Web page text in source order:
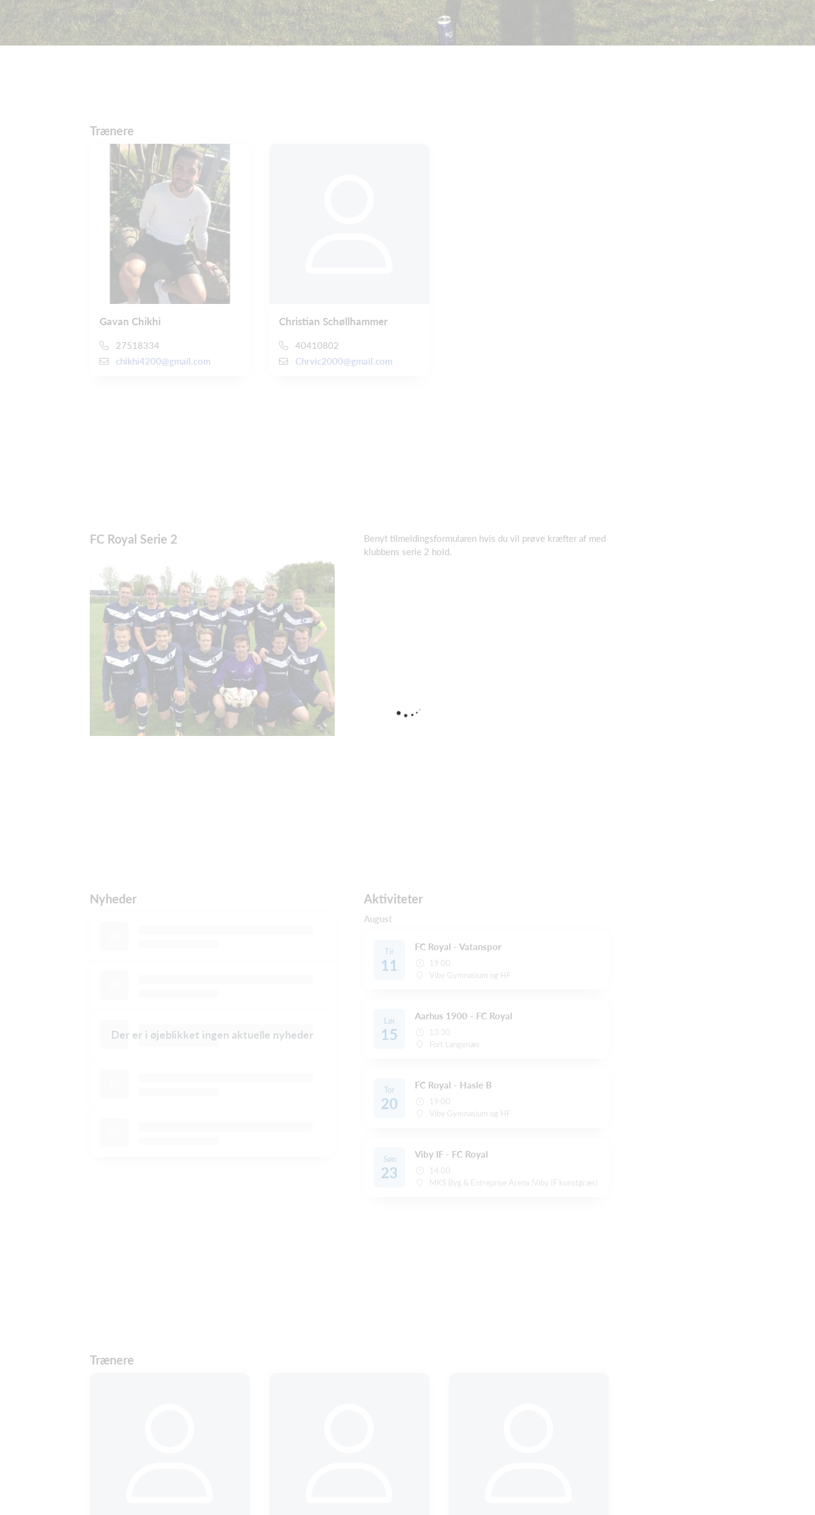
Trænere
Gavan Chikhi
27518334
chikhi4200@gmail.com
Christian Schøllhammer
40410802
Chrvic2000@gmail.com
FC Royal Serie 2
Benyt tilmeldingsformularen hvis du vil prøve kræfter af med
klubbens serie 2 hold.
Nyheder
Der er i øjeblikket ingen aktuelle nyheder
Aktiviteter
August
Tir
11
FC Royal - Vatanspor
19:00
Viby Gymnasium og HF
Lør
15
Aarhus 1900 - FC Royal
13:30
Fort Langenæs
Tor
20
FC Royal - Hasle B
19:00
Viby Gymnasium og HF
Søn
23
Viby IF - FC Royal
14:00
MKS Byg & Entreprise Arena (Viby IF kunstgræs)
Trænere